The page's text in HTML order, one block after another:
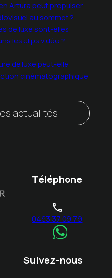
Artura peut propulser
au sommet ?
de luxe sont-elles
les clips vidéo ?
de luxe peut-elle
cinématographique
actualités
Téléphone
phone
0493 37 09 79
Suivez-nous